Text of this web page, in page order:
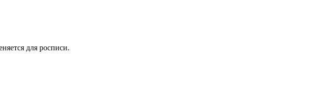
для росписи.